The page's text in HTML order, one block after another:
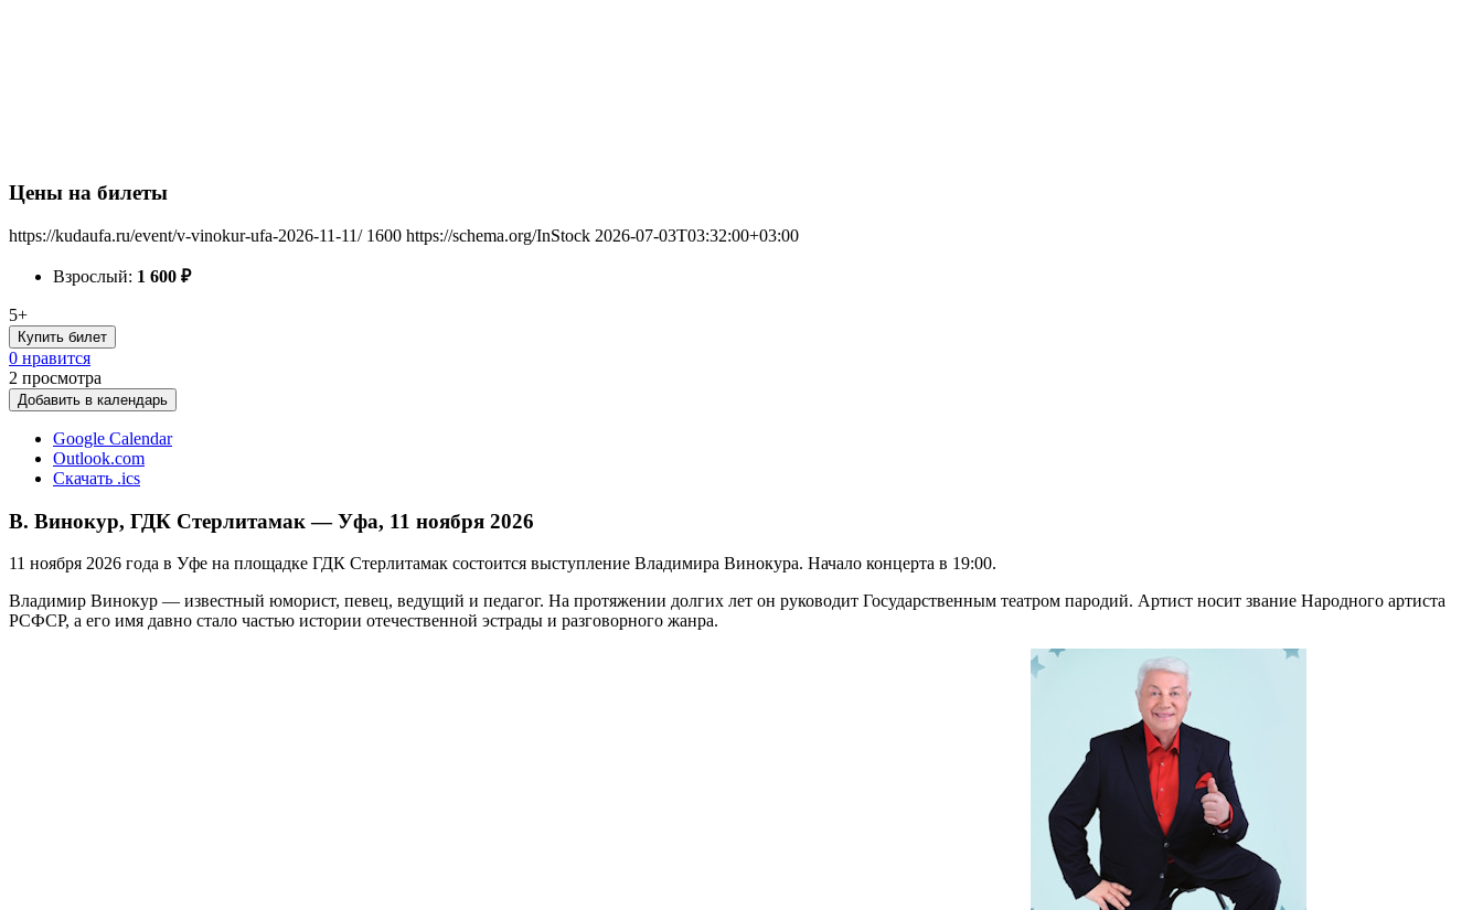
Цены на билеты
https://kudaufa.ru/event/v-vinokur-ufa-2026-11-11/ 1600 https://schema.org/InStock 2026-07-03T03:32:00+03:00
Взрослый: 1 600 ₽
5+
Купить билет
0 нравится
2 просмотра
Добавить в календарь
Google Calendar
Outlook.com
Скачать .ics
В. Винокур, ГДК Стерлитамак — Уфа, 11 ноября 2026
11 ноября 2026 года в Уфе на площадке ГДК Стерлитамак состоится выступление Владимира Винокура. Начало концерта в 19:00.
Владимир Винокур — известный юморист, певец, ведущий и педагог. На протяжении долгих лет он руководит Государственным театром пародий. Артист носит звание Народного артиста
РСФСР, а его имя давно стало частью истории отечественной эстрады и разговорного жанра.